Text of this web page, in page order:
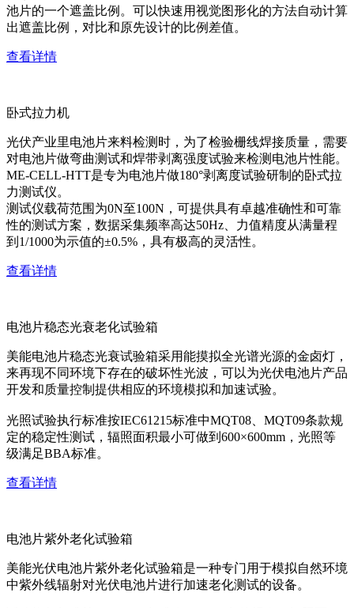
池片的一个遮盖比例。可以快速用视觉图形化的方法自动计算
出遮盖比例，对比和原先设计的比例差值。
查看详情
卧式拉力机
光伏产业里电池片来料检测时，为了检验栅线焊接质量，需要
对电池片做弯曲测试和焊带剥离强度试验来检测电池片性能。
ME-CELL-HTT是专为电池片做180°剥离度试验研制的卧式拉
力测试仪。
测试仪载荷范围为0N至100N，可提供具有卓越准确性和可靠
性的测试方案，数据采集频率高达50Hz、力值精度从满量程
到1/1000为示值的±0.5%，具有极高的灵活性。
查看详情
电池片稳态光衰老化试验箱
美能电池片稳态光衰试验箱采用能摸拟全光谱光源的金卤灯，
来再现不同环境下存在的破坏性光波，可以为光伏电池片产品
开发和质量控制提供相应的环境模拟和加速试验。
光照试验执行标准按IEC61215标准中MQT08、MQT09条款规
定的稳定性测试，辐照面积最小可做到600×600mm，光照等
级满足BBA标准。
查看详情
电池片紫外老化试验箱
美能光伏电池片紫外老化试验箱是一种专门用于模拟自然环境
中紫外线辐射对光伏电池片进行加速老化测试的设备。